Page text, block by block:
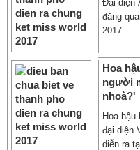
Đại diện
đăng
2017.
Hoa
người
nhoà?'
Hoa
đại diện
diễn ra